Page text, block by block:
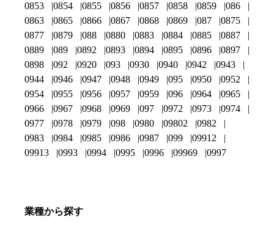
0853
0854 0855 0856 0857 0858 0859
086
0863
0865 0866 0867 0868 0869 087
0875
0877
0879 088 0880 0883 0884 0885
0887
0889
089 0892 0893 0894 0895 0896
0897
0898
092 0920 093 0930 0940 0942
0943
0944
0946 0947 0948 0949 095 0950
0952
0954
0955 0956 0957 0959 096 0964
0965
0966
0967 0968 0969 097 0972 0973
0974
0977
0978 0979 098 0980 09802
0982
0983
0984 0985 0986 0987 099
09912
09913
0993 0994 0995 0996 09969 0997
業種から探す